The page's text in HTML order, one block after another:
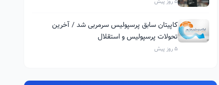
کاپیتان سابق پرسپولیس سرمربی شد / آخرین
تحولات پرسپولیس و استقلال
5 روز پیش